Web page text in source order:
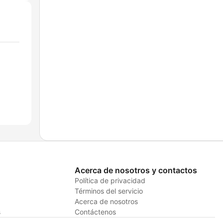
Acerca de nosotros y contactos
Política de privacidad
Términos del servicio
Acerca de nosotros
Contáctenos